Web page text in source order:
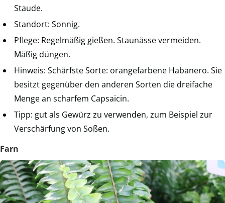
Staude.
Standort: Sonnig.
Pflege: Regelmäßig gießen. Staunässe vermeiden.
Mäßig düngen.
Hinweis: Schärfste Sorte: orangefarbene Habanero. Sie
besitzt gegenüber den anderen Sorten die dreifache
Menge an scharfem Capsaicin.
Tipp: gut als Gewürz zu verwenden, zum Beispiel zur
Verschärfung von Soßen.
Farn